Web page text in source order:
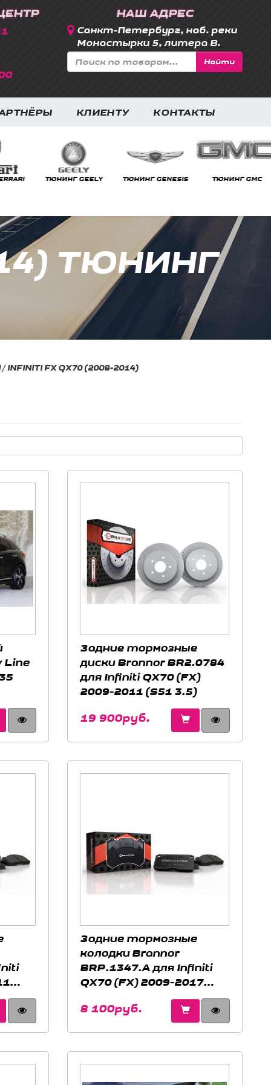
НАШ АДРЕС
Санкт-Петербург, наб. реки
Монастырки 5, литера В.
Найти
КЛИЕНТУ КОНТАКТЫ
ТЮНИНГ GEELY ТЮНИНГ GENESIS ТЮНИНГ GMC
ТЮНИНГ
/INFINITI FX QX70 (2008-2014)
Line
Задние тормозные
диски Brannor BR2.0784
для Infiniti QX70 (FX)
2009-2011 (S51 3.5)
19 900руб.
Задние тормозные
колодки Brannor
BRP.1347.A для Infiniti
QX70 (FX) 2009-2017
(S51 3.0d, 3.7, 5.0)
8 100руб.